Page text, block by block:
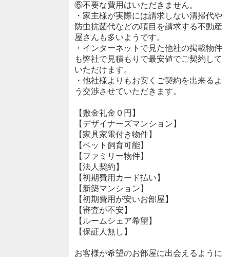
⑥不要な費用はいただきません。
・家主様が実際には請求しない清掃代や
防虫抗菌代などの項目を請求する不動産
屋さんも多いようです。
・インターネットで見た他社の掲載物件
も弊社で見積もりで最安値でご契約して
いただけます。
・他社様よりもお安くご契約を出来るよ
う交渉させていただきます。
【敷金礼金０円】
【デザイナーズマンション】
【家具家電付き物件】
【ペット飼育可能】
【ファミリー物件】
【法人契約】
【初期費用カード払い】
【新築マンション】
【初期費用が安いお部屋】
【審査が不安】
【ルームシェア希望】
【保証人無し】
お客様が希望のお部屋に出会えるように